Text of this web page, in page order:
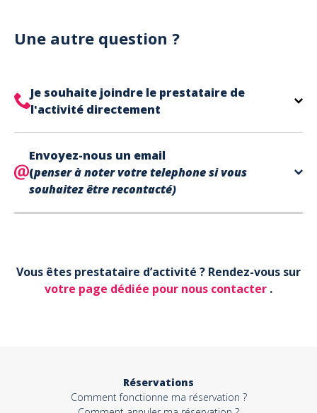
Cependant, nous avons l'office de tourisme de Fréjus
et de Saint Raphaël qui acceptent les chèques
A noter que la réservation est prise en compte
uniquement une fois le paiement effectué.
Une autre question ?
Je souhaite joindre le prestataire de
l'activité directement
trouve directement sur votre billet,
dans la partie contact.
Envoyez-nous un email
(penser à noter votre telephone si vous
souhaitez être recontacté)
Votre email*
Vous êtes prestataire d’activité ? Rendez-vous sur
votre page dédiée pour nous contacter .
Réservations
Comment fonctionne ma réservation ?